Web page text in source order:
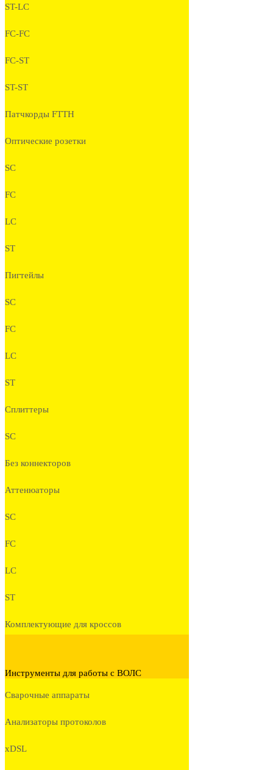
ST-LC
FC-FC
FC-ST
ST-ST
Патчкорды FTTH
Оптические розетки
SC
FC
LC
ST
Пигтейлы
SC
FC
LC
ST
Сплиттеры
SC
Без коннекторов
Аттенюаторы
SC
FC
LC
ST
Комплектующие для кроссов
Инструменты для работы с ВОЛС
Сварочные аппараты
Анализаторы протоколов
xDSL